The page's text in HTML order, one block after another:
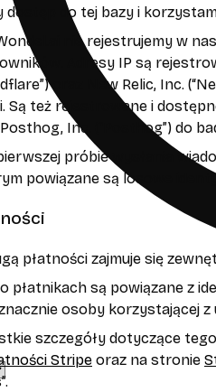
dostęp do tej bazy i
nie rejestrujemy w
Adresy IP są
oraz New Relic, Inc.
Są też rejestrowane i
Inc. (“Posthog”) do
próbie wysłania
powiązane są losowe
płatności zajmuje się
płatnikach są powiązane z
osoby korzystającej z
szczegóły dotyczące
Stripe oraz na stronie